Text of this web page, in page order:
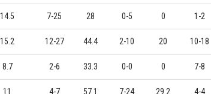
14.5 7-25 28 0-5 0 1-2
15.2 12-27 44.4 2-10 20 10-18
8.7 2-6 33.3 0-0 0 7-8
11 4-7 57.1 7-24 29.2 4-4